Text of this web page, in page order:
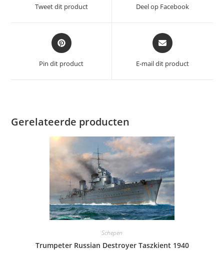
een
nieuw
Tweet dit product
nieuw
Deel op Facebook
Opent
in
een
nieuw
Pin dit product
Opent
in
een
nieuw
E-mail dit product
Gerelateerde producten
Schepen
Trumpeter Russian Destroyer Taszkient 1940